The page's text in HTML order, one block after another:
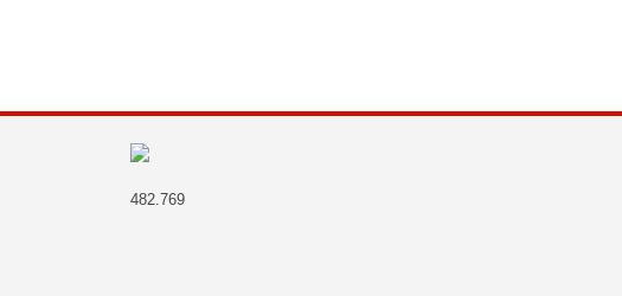
482.769